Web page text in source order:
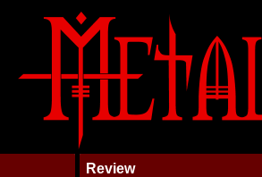
Review